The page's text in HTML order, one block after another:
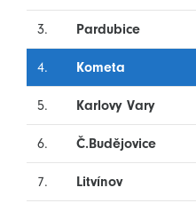
3. Pardubice
4. Kometa
5. Karlovy Vary
6. Č.Budějovice
7. Litvínov